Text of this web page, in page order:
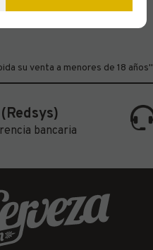
su venta a menores de 18 años"
bancaria